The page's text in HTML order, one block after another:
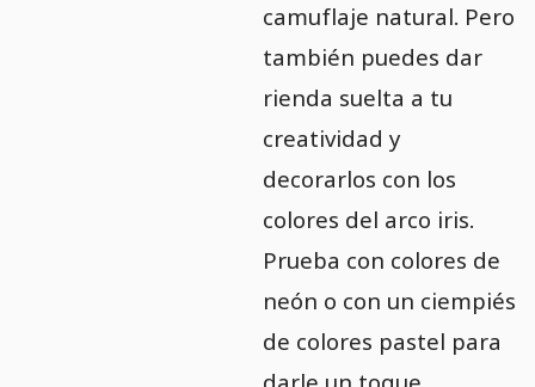
camuflaje natural. Pero
también puedes dar
rienda suelta a tu
creatividad y
decorarlos con los
colores del arco iris.
Prueba con colores de
neón o con un ciempiés
de colores pastel para